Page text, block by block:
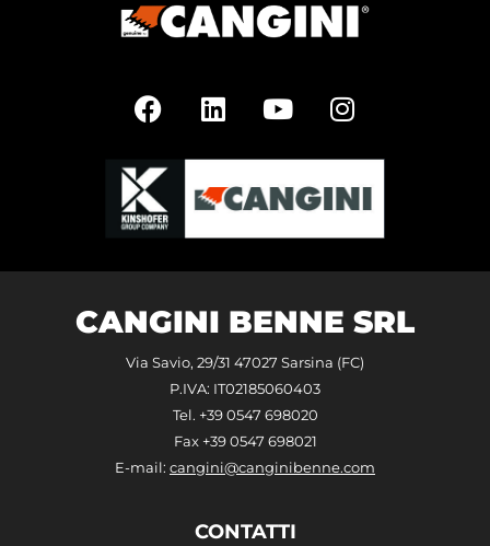
CANGINI BENNE SRL
Via Savio, 29/31 47027 Sarsina (FC)
P.IVA: IT02185060403
Tel. +39 0547 698020
Fax +39 0547 698021
E-mail: cangini@canginibenne.com
CONTATTI